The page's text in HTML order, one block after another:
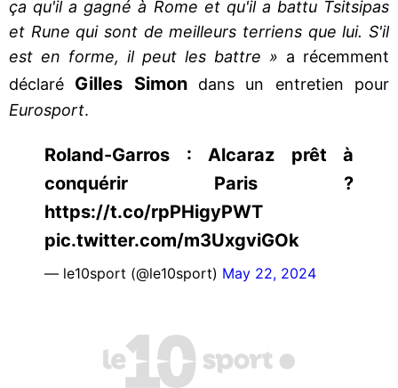
ça qu'il a gagné à Rome et qu'il a battu Tsitsipas
et Rune qui sont de meilleurs terriens que lui. S'il
est en forme, il peut les battre » a récemment
déclaré Gilles Simondans un entretien pour
Eurosport.
Roland-Garros : Alcaraz prêt à
conquérir Paris ?
https://t.co/rpPHigyPWT
pic.twitter.com/m3UxgviGOk
— le10sport (@le10sport) May 22, 2024